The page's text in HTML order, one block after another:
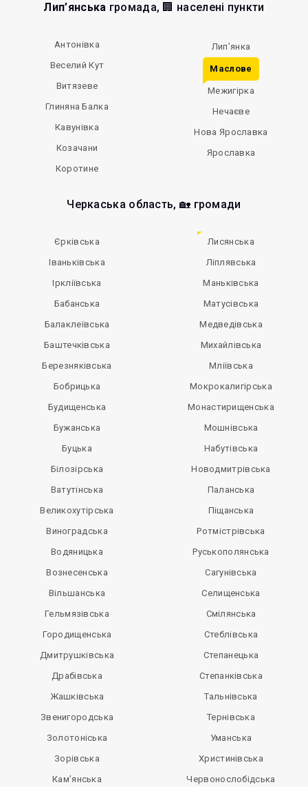
Лип’янська громада, 🏢 населені пункти
Антонівка
Веселий Кут
Витязеве
Глиняна Балка
Кавунівка
Козачани
Коротине
Лип’янка
Маслове
Межигірка
Нечаєве
Нова Ярославка
Ярославка
Черкаська область, 🏡 громади
Єрківська
Іваньківська
Іркліївська
Бабанська
Балаклеївська
Баштечківська
Березняківська
Бобрицька
Будищенська
Бужанська
Буцька
Білозірська
Ватутінська
Великохутірська
Виноградська
Водяницька
Вознесенська
Вільшанська
Гельмязівська
Городищенська
Дмитрушківська
Драбівська
Жашківська
Звенигородська
Золотоніська
Зорівська
Кам’янська
Лисянська
Ліплявська
Маньківська
Матусівська
Медведівська
Михайлівська
Мліївська
Мокрокалигірська
Монастирищенська
Мошнівська
Набутівська
Новодмитрівська
Паланська
Піщанська
Ротмістрівська
Руськополянська
Сагунівська
Селищенська
Смілянська
Стеблівська
Степанецька
Степанківська
Тальнівська
Тернівська
Уманська
Христинівська
Червонослобідська